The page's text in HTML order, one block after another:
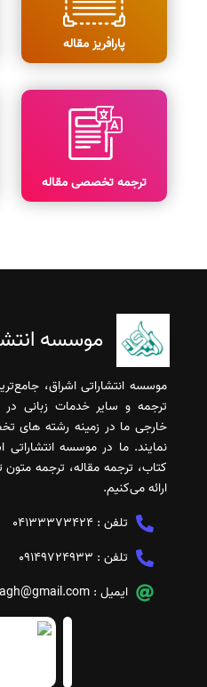
پارافریز مقاله
ترجمه تخصصی مقاله
موسسه
موسسه انتشاراتی اشراق،
ترجمه و سایر خدمات زبانی در
خارجی ما در زمینه رشته های
نمایند. ما در موسسه
کتاب، ترجمه مقاله، ترجمه
ارائه می‌کنیم.
تلفن : 04133373424
تلفن : 09149724933
ایمیل :